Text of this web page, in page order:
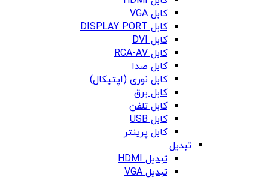
کابل VGA
کابل DISPLAY PORT
کابل DVI
کابل RCA-AV
کابل صدا
کابل نوری (اپتیکال)
کابل برق
کابل تلفن
کابل USB
کابل پرینتر
تبدیل
تبدیل HDMI
تبدیل VGA